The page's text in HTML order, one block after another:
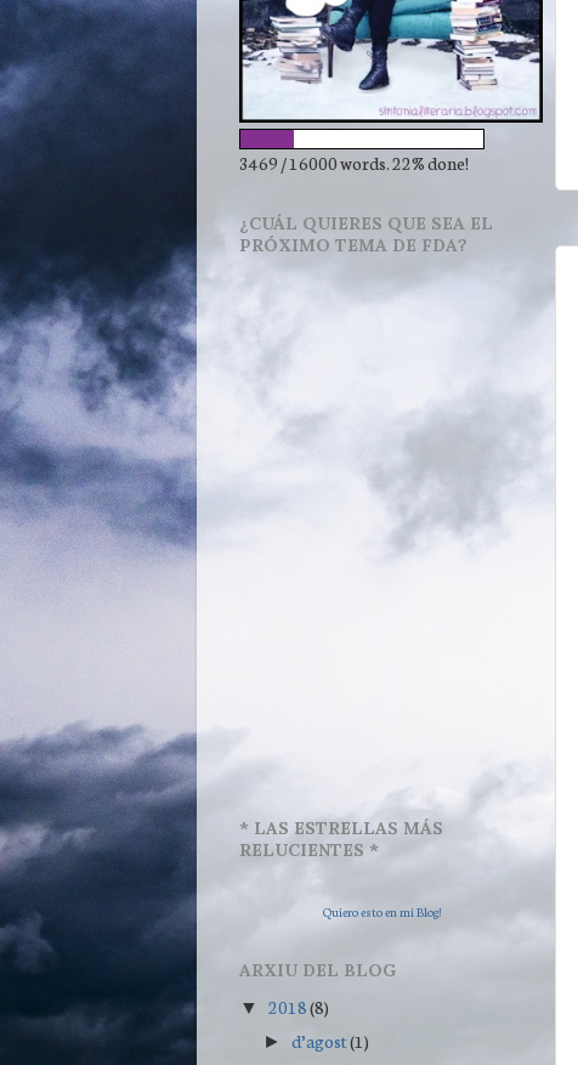
3469 / 16000 words. 22% done!
¿CUÁL QUIERES QUE SEA EL
PRÓXIMO TEMA DE FDA?
* LAS ESTRELLAS MÁS
RELUCIENTES *
Quiero esto en mi Blog!
ARXIU DEL BLOG
▼ 2018(8)
►d’agost(1)